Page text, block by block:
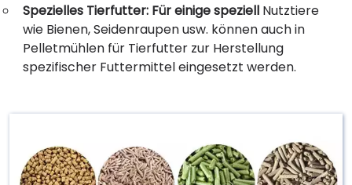
Spezielles Tierfutter: Für einige speziell Nutztiere
wie Bienen, Seidenraupen usw. können auch in
Pelletmühlen für Tierfutter zur Herstellung
spezifischer Futtermittel eingesetzt werden.